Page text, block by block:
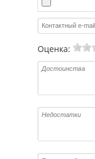
Оценка: